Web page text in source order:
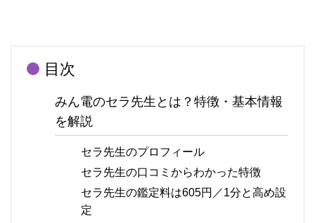
目次
みん電のセラ先生とは？特徴・基本情報
を解説
セラ先生のプロフィール
セラ先生の口コミからわかった特徴
セラ先生の鑑定料は605円／1分と高め設
定